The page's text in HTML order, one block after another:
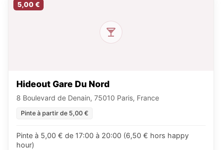
5,00 €
Hideout Gare Du Nord
8 Boulevard de Denain, 75010 Paris, France
Pinte à partir de 5,00 €
Pinte à 5,00 € de 17:00 à 20:00 (6,50 € hors happy
hour)